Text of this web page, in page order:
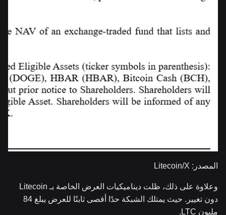
المصدر: Litecoin/X
وعلاوة على ذلك، ظلت ديناميكيات العرض الخاصة بـ Litecoin
دون تغيير. حيث يمتلك الشبكة حدًا أقصى ثابتًا للعرض يبلغ 84
مليون LTC.